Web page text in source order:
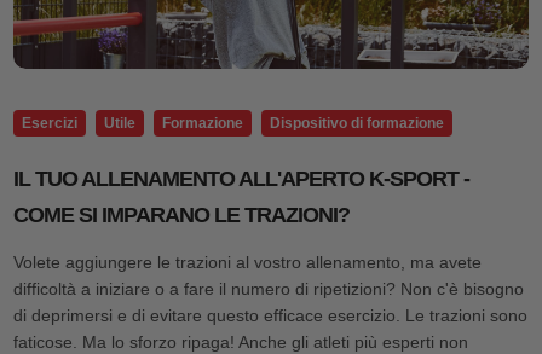
Esercizi Utile Formazione Dispositivo di formazione
IL TUO ALLENAMENTO ALL'APERTO K-SPORT -
COME SI IMPARANO LE TRAZIONI?
Volete aggiungere le trazioni al vostro allenamento, ma avete
difficoltà a iniziare o a fare il numero di ripetizioni? Non c'è bisogno
di deprimersi e di evitare questo efficace esercizio. Le trazioni sono
faticose. Ma lo sforzo ripaga! Anche gli atleti più esperti non